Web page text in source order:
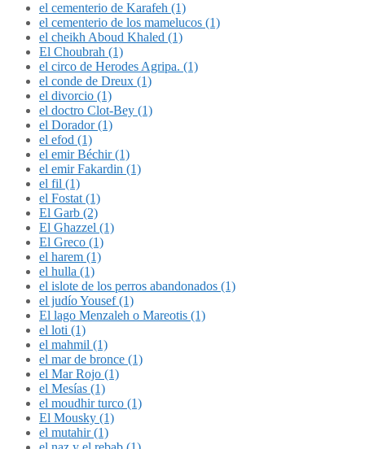
el cementerio de Karafeh (1)
el cementerio de los mamelucos (1)
el cheikh Aboud Khaled (1)
El Choubrah (1)
el circo de Herodes Agripa. (1)
el conde de Dreux (1)
el divorcio (1)
el doctro Clot-Bey (1)
el Dorador (1)
el efod (1)
el emir Béchir (1)
el emir Fakardin (1)
el fil (1)
el Fostat (1)
El Garb (2)
El Ghazzel (1)
El Greco (1)
el harem (1)
el hulla (1)
el islote de los perros abandonados (1)
el judío Yousef (1)
El lago Menzaleh o Mareotis (1)
el loti (1)
el mahmil (1)
el mar de bronce (1)
el Mar Rojo (1)
el Mesías (1)
el moudhir turco (1)
El Mousky (1)
el mutahir (1)